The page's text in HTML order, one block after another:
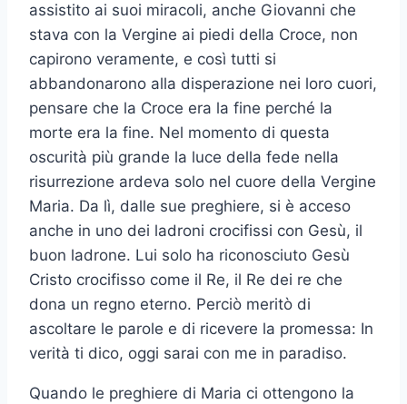
assistito ai suoi miracoli, anche Giovanni che
stava con la Vergine ai piedi della Croce, non
capirono veramente, e così tutti si
abbandonarono alla disperazione nei loro cuori,
pensare che la Croce era la fine perché la
morte era la fine. Nel momento di questa
oscurità più grande la luce della fede nella
risurrezione ardeva solo nel cuore della Vergine
Maria. Da lì, dalle sue preghiere, si è acceso
anche in uno dei ladroni crocifissi con Gesù, il
buon ladrone. Lui solo ha riconosciuto Gesù
Cristo crocifisso come il Re, il Re dei re che
dona un regno eterno. Perciò meritò di
ascoltare le parole e di ricevere la promessa: In
verità ti dico, oggi sarai con me in paradiso.
Quando le preghiere di Maria ci ottengono la